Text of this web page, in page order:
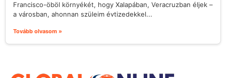
Francisco-öböl környékét, hogy Xalapában, Veracruzban éljek –
a városban, ahonnan szüleim évtizedekkel...
Tovább olvasom »